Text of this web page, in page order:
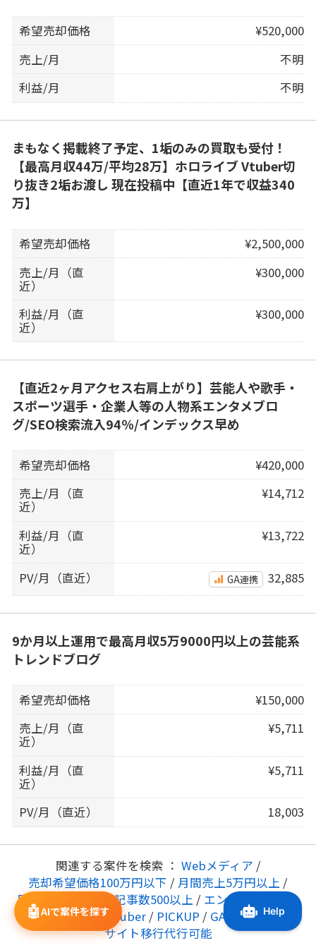
希望売却価格
¥520,000
売上/月
不明
利益/月
不明
まもなく掲載終了予定、1垢のみの買取も受付！
【最高月収44万/平均28万】ホロライブ Vtuber切
り抜き2垢お渡し 現在投稿中【直近1年で収益340
万】
希望売却価格
¥2,500,000
売上/月（直
近）
¥300,000
利益/月（直
近）
¥300,000
【直近2ヶ月アクセス右肩上がり】芸能人や歌手・
スポーツ選手・企業人等の人物系エンタメブロ
グ/SEO検索流入94％/インデックス早め
希望売却価格
¥420,000
売上/月（直
近）
¥14,712
利益/月（直
近）
¥13,722
PV/月（直近） GA連携 32,885
9か月以上運用で最高月収5万9000円以上の芸能系
トレンドブログ
希望売却価格
¥150,000
売上/月（直
近）
¥5,711
利益/月（直
近）
¥5,711
PV/月（直近） 18,003
関連する案件を検索 ： Webメディア /
売却希望価格100万円以下 / 月間売上5万円以上 /
月間PV10万以上
/記事数500以上 / エンタメ・芸能・
トレンド/VTuber / PICKUP / GA連携済/
サイト移行代行可能
🤖AIで案件を探す